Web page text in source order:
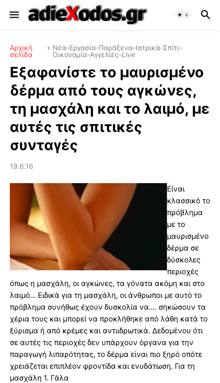
Αρχική
σελίδα
Νέα-Εργασία-Παράξενα-Ιατρικά-Σπίτι-
Οικονομία-Αγγελίες-Live
Εξαφανίστε το μαυρισμένο
δέρμα από τους αγκώνες,
τη μασχάλη και το λαιμό, με
αυτές τις σπιτικές
συνταγές
19.6.16
Είναι
κλασσικό το
πρόβλημα
με το
μαυρισμένο
δέρμα σε
δύσκολες
περιοχές
όπως η μασχάλη, οι αγκώνες, τα γόνατα ακόμη και στο
λαιμό... Ειδικά για τη μασχάλη, οι άνθρωποι με αυτό το
πρόβλημα συνήθως έχουν δυσκολία να…. σηκώσουν τα
χέρια τους και μπορεί να προκλήθηκε από λάθη κατά το
ξύρισμα ή από κρέμες και αντιιδρωτικά. Δεδομένου ότι
σε αυτές τις περιοχές δεν υπάρχουν όργανα για την
παραγωγή λιπαρότητας, το δέρμα είναι πιο ξηρό οπότε
χρειάζεται επιπλέον φροντίδα και ενυδάτωση. Για τη
μασχάλη 1. Γάλα